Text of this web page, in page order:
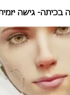
בכיתה- גישה